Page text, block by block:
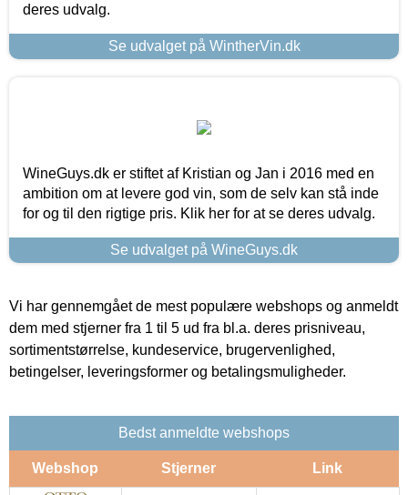
deres udvalg.
Se udvalget på WintherVin.dk
WineGuys.dk er stiftet af Kristian og Jan i 2016 med en
ambition om at levere god vin, som de selv kan stå inde
for og til den rigtige pris. Klik her for at se deres udvalg.
Se udvalget på WineGuys.dk
Vi har gennemgået de mest populære webshops og anmeldt
dem med stjerner fra 1 til 5 ud fra bl.a. deres prisniveau,
sortimentstørrelse, kundeservice, brugervenlighed,
betingelser, leveringsformer og betalingsmuligheder.
Bedst anmeldte webshops
Webshop Stjerner Link